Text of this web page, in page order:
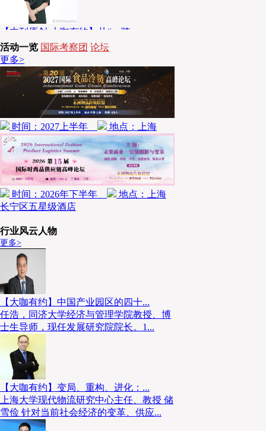
局 物流及包装标准技术委员 毕业于日...
【本刊原创-大咖有约】从“一骑
宫秀玉女士，拥有近30年雀巢端到端供应
链成功管理经验，现任中物联物流科技智
库50人特聘专家、高校数字经济特聘教
授、《现代物流》编辑委员会成员...
活动一览 国际考察团 论坛
更多>
时间：2027上半年 地点：上海
时间：2026年下半年
地点：上海
长宁区五星级酒店
行业风云人物
更多>
【大咖有约】中国产业园区的四十...
任浩，同济大学经济与管理学院教授、博
士生导师，现任发展研究院院长。1...
【大咖有约】变局、重构、进化：...
上海大学现代物流研究中心主任、教授 储
雪俭 针对当前社会经济的变革、供应...